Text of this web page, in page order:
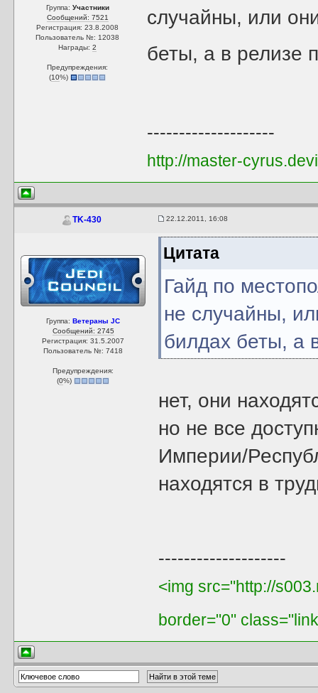
Группа: Участники
Сообщений: 7521
Регистрация: 23.8.2008
Пользователь №: 12038
Награды:2
Предупреждения:
(10%)
случайны, или
беты, а в релизе
--------------------
http://master-
TK-430 22.12.2011, 16:08
Группа:Ветераны JC
Сообщений: 2745
Регистрация: 31.5.2007
Пользователь №: 7418
Предупреждения:
(0%)
Цитата
Гайд по
не случайны,
билдах беты, а
нет, они
но не все
Империи/
находятся в
--------------------
<img src="http://
border="0"